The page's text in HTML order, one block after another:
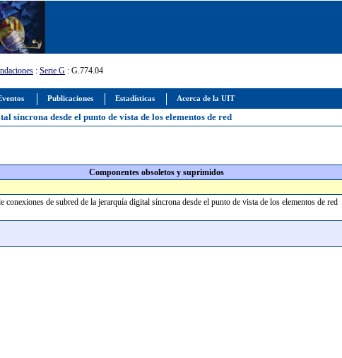
Publicaciones Estadísticas Acerca de la UIT
: Serie G : G.774.04
síncrona desde el punto de vista de los elementos de red
Componentes obsoletos y suprimidos
conexiones de subred de la jerarquía digital síncrona desde el punto de vista de los elementos de red